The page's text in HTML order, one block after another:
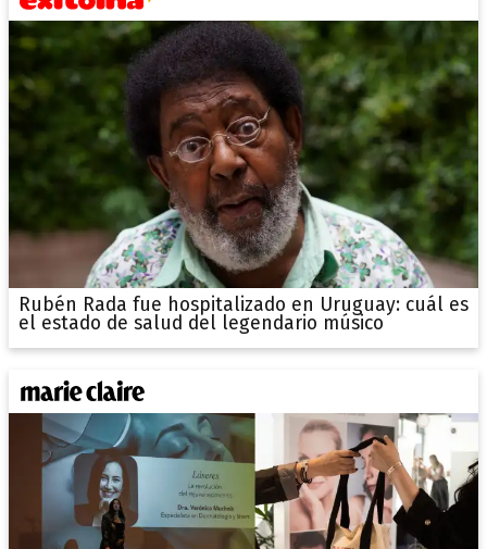
Rubén Rada fue hospitalizado en Uruguay: cuál es
el estado de salud del legendario músico